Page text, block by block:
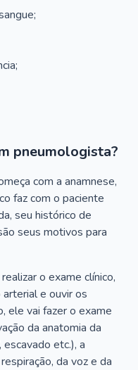
pneumologista?
com a anamnese,
faz com o paciente
seu histórico de
seus motivos para
o exame clínico,
e ouvir os
ele vai fazer o exame
da anatomia da
etc.), a
da voz e da